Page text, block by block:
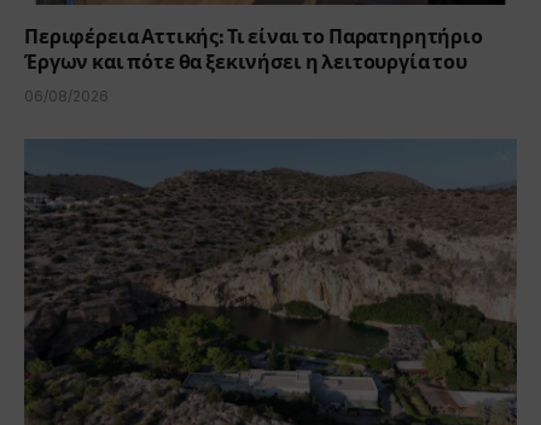
Περιφέρεια Αττικής: Τι είναι το Παρατηρητήριο
Έργων και πότε θα ξεκινήσει η λειτουργία του
06/08/2026